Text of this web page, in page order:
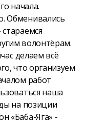
начала.
Обменивались
волонтёрам.
делаем всё
что организуем
работ
наша
на позиции
«Баба-Яга» -